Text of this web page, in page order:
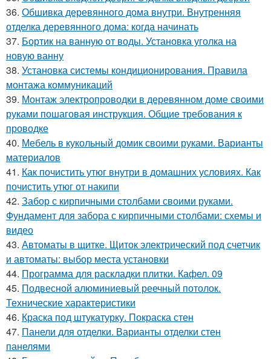
36. Обшивка деревянного дома внутри. Внутренняя
отделка деревянного дома: когда начинать
37. Бортик на ванную от воды. Установка уголка на
новую ванну
38. Установка системы кондиционирования. Правила
монтажа коммуникаций
39. Монтаж электропроводки в деревянном доме своими
руками пошаговая инструкция. Общие требования к
проводке
40. Мебель в кукольный домик своими руками. Варианты
материалов
41. Как почистить утюг внутри в домашних условиях. Как
почистить утюг от накипи
42. Забор с кирпичными столбами своими руками.
Фундамент для забора с кирпичными столбами: схемы и
видео
43. Автоматы в щитке. Щиток электрический под счетчик
и автоматы: выбор места установки
44. Программа для раскладки плитки. Кафел. 09
45. Подвесной алюминиевый реечный потолок.
Технические характеристики
46. Краска под штукатурку. Покраска стен
47. Панели для отделки. Варианты отделки стен
панелями